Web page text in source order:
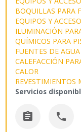
BOQUILLAS PARA
EQUIPOS Y
ILUMINACIÓN
QUÍMICOS PARA
FUENTES DE
CALEFACCIÓN
CALOR
REVESTIMIENTOS
Servicios
 